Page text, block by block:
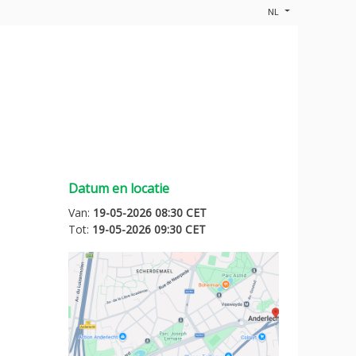
NL
Datum en locatie
Van: 19-05-2026 08:30 CET
Tot: 19-05-2026 09:30 CET